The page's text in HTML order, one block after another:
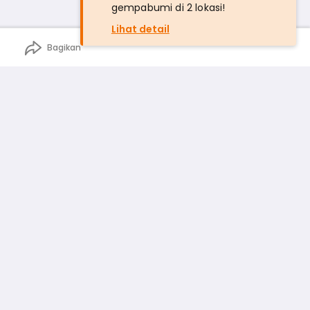
Bagikan
gempabumi di 2 lokasi!
Lihat detail